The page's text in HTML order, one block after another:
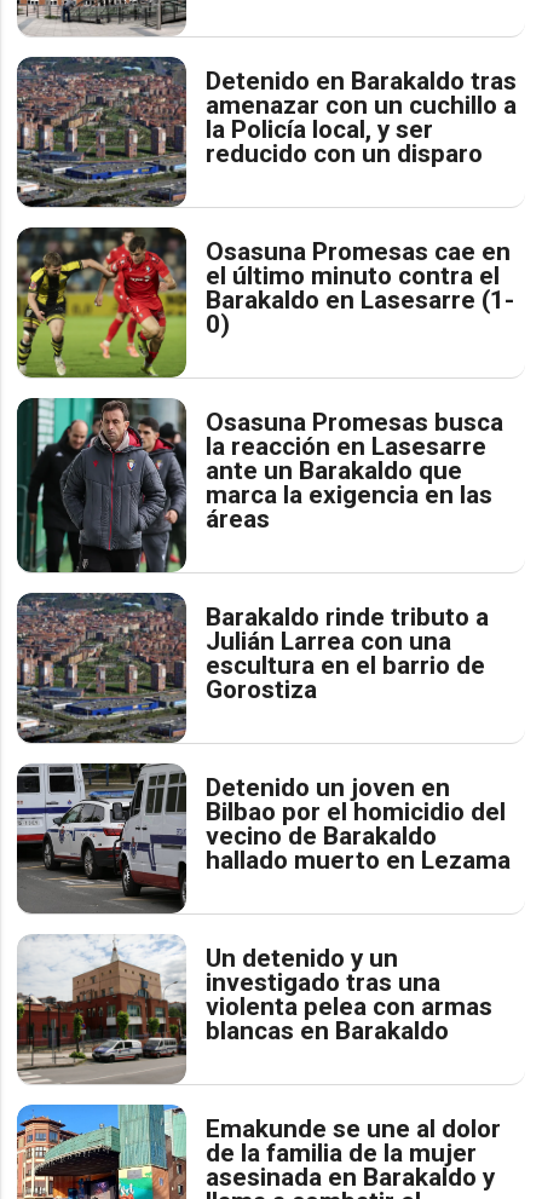
Detenido en Barakaldo tras
amenazar con un cuchillo a
la Policía local, y ser
reducido con un disparo
Osasuna Promesas cae en
el último minuto contra el
Barakaldo en Lasesarre (1-
0)
Osasuna Promesas busca
la reacción en Lasesarre
ante un Barakaldo que
marca la exigencia en las
áreas
Barakaldo rinde tributo a
Julián Larrea con una
escultura en el barrio de
Gorostiza
Detenido un joven en
Bilbao por el homicidio del
vecino de Barakaldo
hallado muerto en Lezama
Un detenido y un
investigado tras una
violenta pelea con armas
blancas en Barakaldo
Emakunde se une al dolor
de la familia de la mujer
asesinada en Barakaldo y